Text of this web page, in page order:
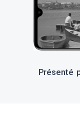
Présenté